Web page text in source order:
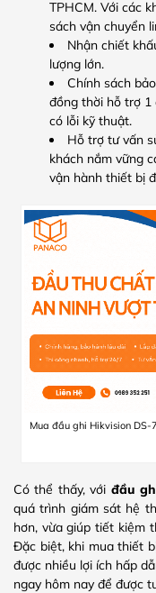
TPHCM. Với các
sách vận chuyển
Nhận chiết
lượng lớn.
Chính sách
đồng thời hỗ trợ 1
có lỗi kỹ thuật.
Hỗ trợ tư vấn
khách nắm vững
vận hành thiết bị
Mua đầu ghi Hikvision
Có thể thấy, với đầu
quá trình giám sát hệ
hơn, vừa giúp tiết kiệm
Đặc biệt, khi mua thiết
được nhiều lợi ích hấp
ngay hôm nay để được